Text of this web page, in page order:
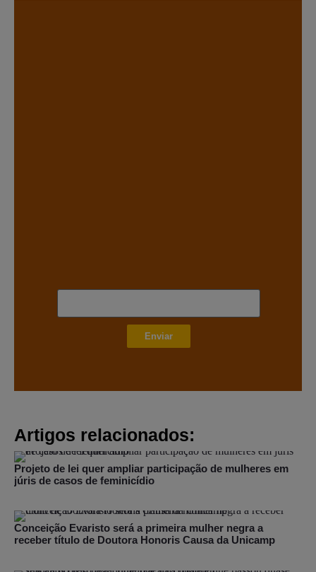
Enviar
Artigos relacionados:
Projeto de lei quer ampliar participação de mulheres em
júris de casos de feminicídio
Conceição Evaristo será a primeira mulher negra a
receber título de Doutora Honoris Causa da Unicamp